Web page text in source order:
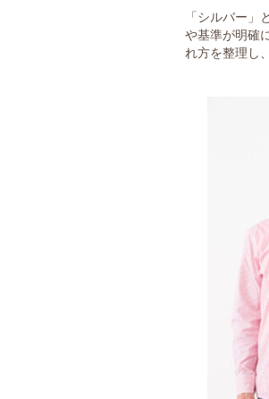
「シルバー
や基準が明確
れ方を整理し